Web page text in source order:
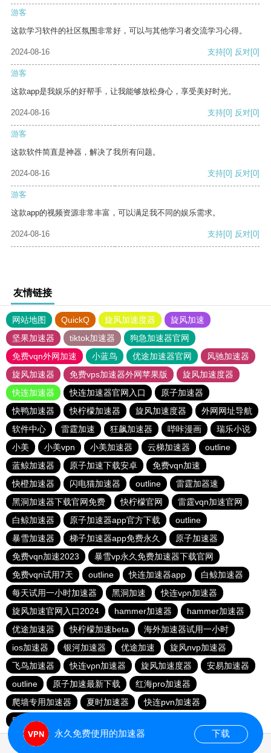
游客
这款学习软件的社区氛围非常好，可以与其他学习者交流学习心得。
2024-08-16 支持[0] 反对[0]
游客
这款app是我娱乐的好帮手，让我能够放松身心，享受美好时光。
2024-08-16 支持[0] 反对[0]
游客
这款软件简直是神器，解决了我所有问题。
2024-08-16 支持[0] 反对[0]
游客
这款app的视频资源非常丰富，可以满足我不同的娱乐需求。
2024-08-16 支持[0] 反对[0]
友情链接
网站地图 QuickQ 旋风加速度器
旋风加速
坚果加速器
tiktok加速器
狗急加速器官网
免费vqn外网加速
小蓝鸟 优途加速器官网
风驰加速器
旋风加速器
免费vps加速器外网苹果版
旋风加速度器
快连加速器
快连加速器官网入口
原子加速器
快鸭加速器
快柠檬加速器 旋风加速度器
外网网址导航
软件中心
雷霆加速 狂飙加速器 哔咔漫画
瑞乐小说
小美
小美vpn 小美加速器 云梯加速器
outline
蓝鲸加速器
原子加速下载安卓
免费vqn加速
快橙加速器
闪电猫加速器 outline
雷霆加器速
黑洞加速器下载官网免费
快柠檬官网
雷霆vqn加速官网
白鲸加速器
原子加速器app官方下载
outline
暴雪加速器
梯子加速器app免费永久
原子加速器
免费vqn加速2023
暴雪vp永久免费加速器下载官网
免费vqn试用7天
outline 快连加速器app
白鲸加速器
每天试用一小时加速器
黑洞加速
快连vρn加速器
旋风加速官网入口2024
hammer加速器
hammer加速器
优途加速器
快柠檬加速beta
海外加速器试用一小时
ios加速器
银河加速器 优途加速
旋风nvp加速器
飞鸟加速器
快连vρn加速器 旋风加速度器
安易加速器
outline
原子加速最新下载
红海pro加速器
爬墙专用加速器
夏时加速器
快连pvn加速器
赔钱机场官网
永久免费使用的加速器 下载